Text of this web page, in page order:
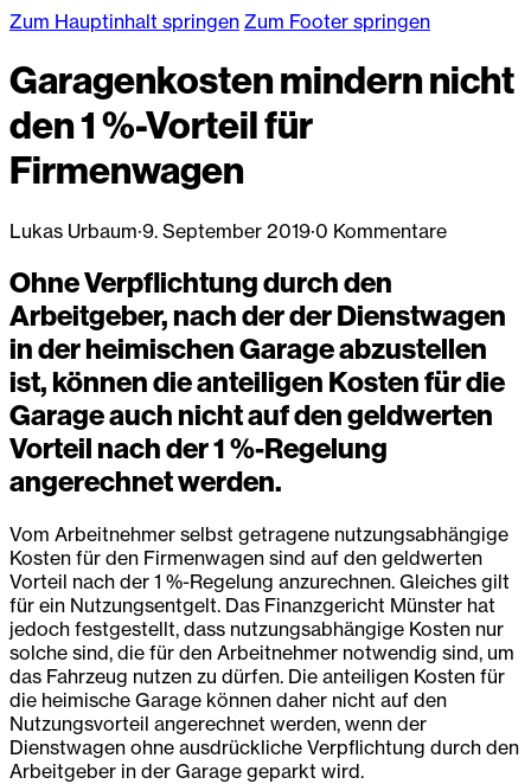
Zum Hauptinhalt springen Zum Footer springen
Garagenkosten mindern nicht
den 1 %-Vorteil für
Firmenwagen
Lukas Urbaum·9. September 2019·0 Kommentare
Ohne Verpflichtung durch den
Arbeitgeber, nach der der Dienstwagen
in der heimischen Garage abzustellen
ist, können die anteiligen Kosten für die
Garage auch nicht auf den geldwerten
Vorteil nach der 1 %-Regelung
angerechnet werden.
Vom Arbeitnehmer selbst getragene nutzungsabhängige
Kosten für den Firmenwagen sind auf den geldwerten
Vorteil nach der 1 %-Regelung anzurechnen. Gleiches gilt
für ein Nutzungsentgelt. Das Finanzgericht Münster hat
jedoch festgestellt, dass nutzungsabhängige Kosten nur
solche sind, die für den Arbeitnehmer notwendig sind, um
das Fahrzeug nutzen zu dürfen. Die anteiligen Kosten für
die heimische Garage können daher nicht auf den
Nutzungsvorteil angerechnet werden, wenn der
Dienstwagen ohne ausdrückliche Verpflichtung durch den
Arbeitgeber in der Garage geparkt wird.